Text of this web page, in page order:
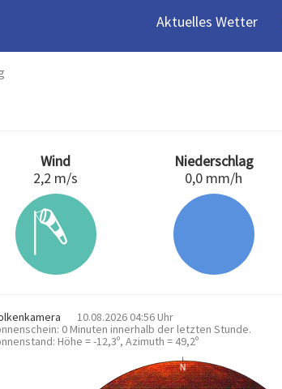
Aktuelles Wetter
Wind
2,2 m/s
Niederschlag
0,0 mm/h
10.08.2026 04:56 Uhr
0 Minuten innerhalb der letzten Stunde.
Höhe = -12,3º, Azimuth = 49,2º